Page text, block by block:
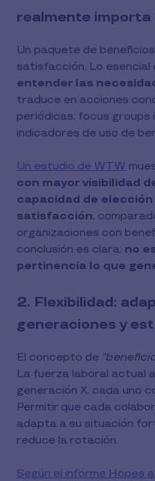
realmente importa
Un paquete de
satisfacción. Lo esencial
entender las
traduce en acciones
periódicas, focus groups
indicadores de uso de
Un estudio de WTW
con mayor visibilidad
capacidad de
satisfacción,
organizaciones con
conclusión es clara: no
pertinencia lo que
2. Flexibilidad:
generaciones y
El concepto de
La fuerza laboral actual
generación X, cada uno
Permitir que cada
adapta a su situación
reduce la rotación.
Según el informe Hopes